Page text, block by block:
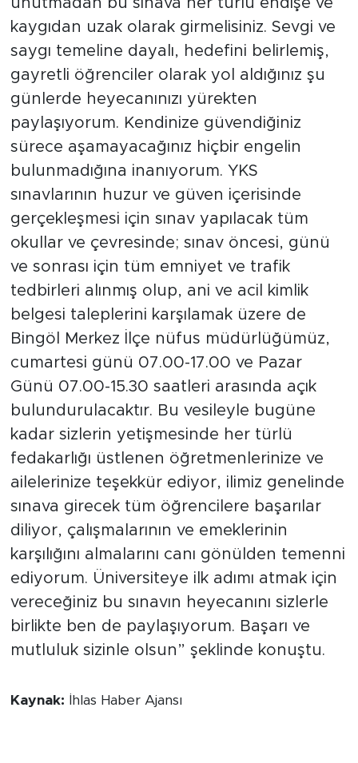
kaygıdan uzak olarak girmelisiniz. Sevgi ve
saygı temeline dayalı, hedefini belirlemiş,
gayretli öğrenciler olarak yol aldığınız şu
günlerde heyecanınızı yürekten
paylaşıyorum. Kendinize güvendiğiniz
sürece aşamayacağınız hiçbir engelin
bulunmadığına inanıyorum. YKS
sınavlarının huzur ve güven içerisinde
gerçekleşmesi için sınav yapılacak tüm
okullar ve çevresinde; sınav öncesi, günü
ve sonrası için tüm emniyet ve trafik
tedbirleri alınmış olup, ani ve acil kimlik
belgesi taleplerini karşılamak üzere de
Bingöl Merkez İlçe nüfus müdürlüğümüz,
cumartesi günü 07.00-17.00 ve Pazar
Günü 07.00-15.30 saatleri arasında açık
bulundurulacaktır. Bu vesileyle bugüne
kadar sizlerin yetişmesinde her türlü
fedakarlığı üstlenen öğretmenlerinize ve
ailelerinize teşekkür ediyor, ilimiz genelinde
sınava girecek tüm öğrencilere başarılar
diliyor, çalışmalarının ve emeklerinin
karşılığını almalarını canı gönülden temenni
ediyorum. Üniversiteye ilk adımı atmak için
vereceğiniz bu sınavın heyecanını sizlerle
birlikte ben de paylaşıyorum. Başarı ve
mutluluk sizinle olsun” şeklinde konuştu.
Kaynak: İhlas Haber Ajansı